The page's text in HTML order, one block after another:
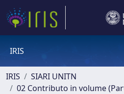
IRIS
IRIS
SIARI UNITN
02 Contributo in volume